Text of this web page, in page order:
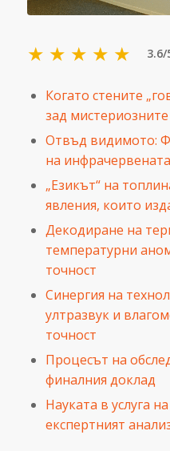
★
★
★
★
★ 3.6/
Когато стените
зад
Отвъд видимото:
на
„Езикът“ на
явления, които
Декодиране на
температурни
точност
Синергия на
ултразвук и
точност
Процесът на
финалния доклад
Науката в услуга
експертният